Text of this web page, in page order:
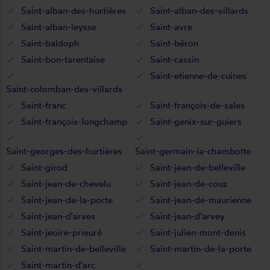
Saint-alban-des-hurtières
Saint-alban-des-villards
Saint-alban-leysse
Saint-avre
Saint-baldoph
Saint-béron
Saint-bon-tarentaise
Saint-cassin
Saint-colomban-des-villards
Saint-etienne-de-cuines
Saint-franc
Saint-françois-de-sales
Saint-françois-longchamp
Saint-genix-sur-guiers
Saint-georges-des-hurtières
Saint-germain-la-chambotte
Saint-girod
Saint-jean-de-belleville
Saint-jean-de-chevelu
Saint-jean-de-couz
Saint-jean-de-la-porte
Saint-jean-de-maurienne
Saint-jean-d'arves
Saint-jean-d'arvey
Saint-jeoire-prieuré
Saint-julien-mont-denis
Saint-martin-de-belleville
Saint-martin-de-la-porte
Saint-martin-d'arc